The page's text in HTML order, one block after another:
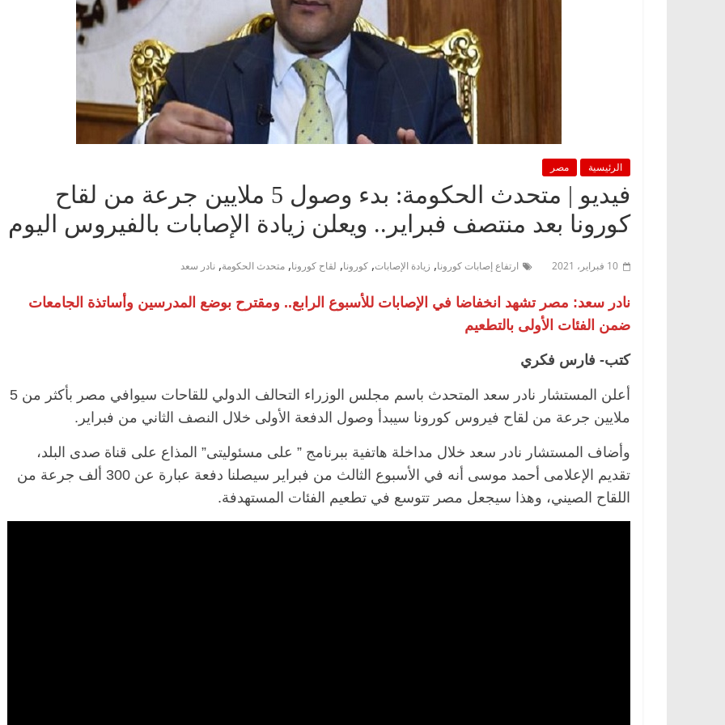
الرئيسية مصر
فيديو | متحدث الحكومة: بدء وصول 5 ملايين جرعة من لقاح
كورونا بعد منتصف فبراير.. ويعلن زيادة الإصابات بالفيروس اليوم
10 فبراير، 2021 ارتفاع إصابات كورونا, زيادة الإصابات, كورونا, لقاح كورونا, متحدث الحكومة, نادر سعد
نادر سعد: مصر تشهد انخفاضا في الإصابات للأسبوع الرابع.. ومقترح بوضع المدرسين وأساتذة الجامعات
ضمن الفئات الأولى بالتطعيم
كتب- فارس فكري
أعلن المستشار نادر سعد المتحدث باسم مجلس الوزراء التحالف الدولي للقاحات سيوافي مصر بأكثر من 5
ملايين جرعة من لقاح فيروس كورونا سيبدأ وصول الدفعة الأولى خلال النصف الثاني من فبراير.
وأضاف المستشار نادر سعد خلال مداخلة هاتفية ببرنامج ” على مسئوليتى” المذاع على قناة صدى البلد،
تقديم الإعلامى أحمد موسى أنه في الأسبوع الثالث من فبراير سيصلنا دفعة عبارة عن 300 ألف جرعة من
اللقاح الصيني، وهذا سيجعل مصر تتوسع في تطعيم الفئات المستهدفة.
الرئيسية مصر ناس وناس
مقعد شاغر على مائدة الإفطار..
حسين عبدالهادي فارس مقاومة
الخصخصة الذي دافع عن المال العام
21 فبراير، 2026
في ذكرى رحيله.. د. نور فرحات فقيه
قانوني دافع عن قضايا الوطن وانحاز
للحرية (بروفايل)
26 يناير، 2026
د. عبدالخالق فاروق.. خبير اقتصادي
يحتفل بذكرى ميلاده وحيداً على أبواب